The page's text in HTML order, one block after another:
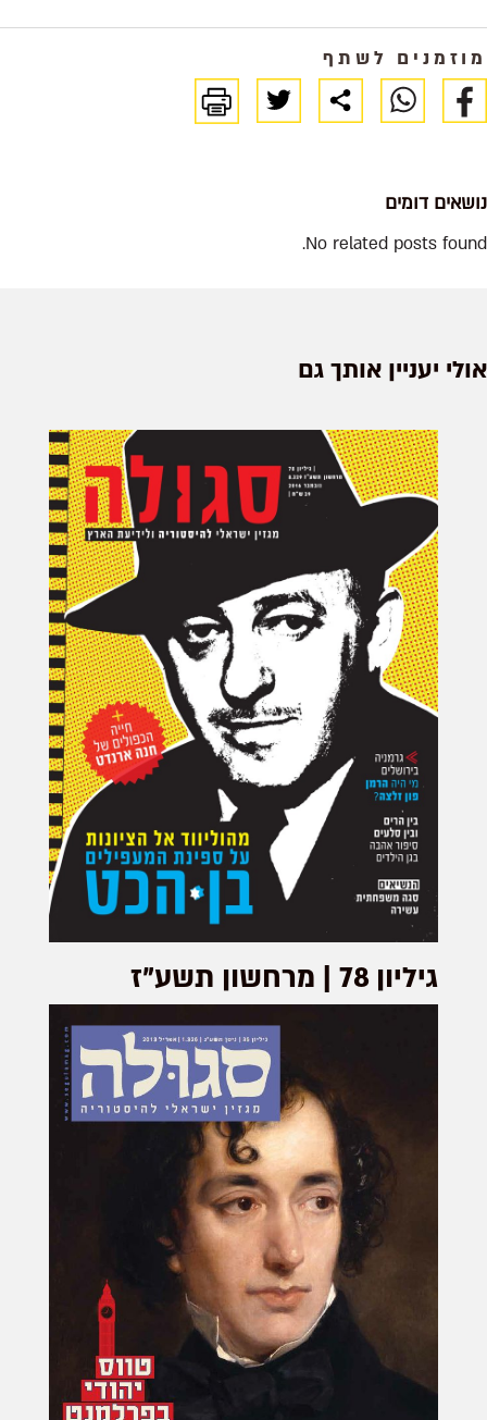
מוזמנים לשתף
נושאים דומים
No related posts found.
אולי יעניין אותך גם
גיליון 78 | מרחשון תשע"ז